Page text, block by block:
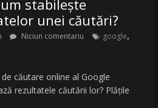
stabilește
unei căutări?
Niciun comentariu google,
căutare online al Google
rezultatele căutării lor? Plățile